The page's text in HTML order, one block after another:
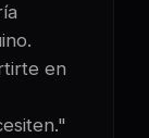
en